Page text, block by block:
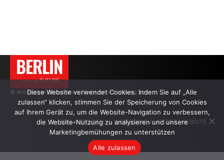
BERLIN
———→ FUTURE
© Alle Rechte vorbehalten. Zitate nur mit aktivem Link.
DIE AUTOREN WERBUNG AUF DER WEBSITE
Diese Website verwendet Cookies. Indem Sie auf „Alle
zulassen“ klicken, stimmen Sie der Speicherung von Cookies
auf Ihrem Gerät zu, um die Website-Navigation zu verbessern,
die Website-Nutzung zu analysieren und unsere
Marketingbemühungen zu unterstützen
Alle zulassen